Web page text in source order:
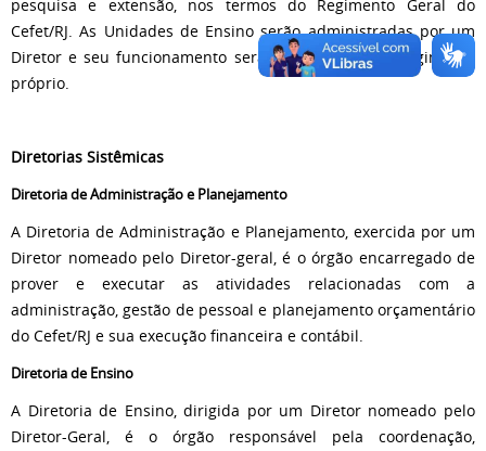
pesquisa e extensão, nos termos do Regimento Geral do
Cefet/RJ. As Unidades de Ensino serão administradas por um
Diretor e seu funcionamento será disciplinado em Regimento
próprio.
Diretorias Sistêmicas
Diretoria de Administração e Planejamento
A Diretoria de Administração e Planejamento, exercida por um
Diretor nomeado pelo Diretor-geral, é o órgão encarregado de
prover e executar as atividades relacionadas com a
administração, gestão de pessoal e planejamento orçamentário
do Cefet/RJ e sua execução financeira e contábil.
Diretoria de Ensino
A Diretoria de Ensino, dirigida por um Diretor nomeado pelo
Diretor-Geral, é o órgão responsável pela coordenação,